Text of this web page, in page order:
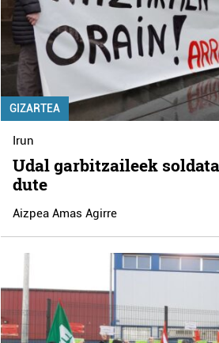
GIZARTEA
Irun
Udal garbitzaileek
dute
Aizpea Amas Agirre